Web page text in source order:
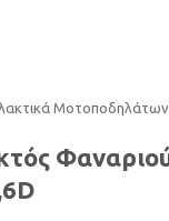
Μοτοποδηλάτων